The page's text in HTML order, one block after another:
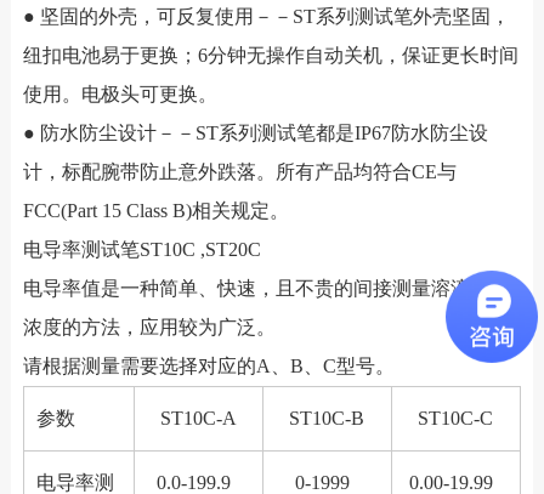
● 坚固的外壳，可反复使用－－ST系列测试笔外壳坚固，
纽扣电池易于更换；6分钟无操作自动关机，保证更长时间
使用。电极头可更换。
● 防水防尘设计－－ST系列测试笔都是IP67防水防尘设
计，标配腕带防止意外跌落。所有产品均符合CE与
FCC(Part 15 Class B)相关规定。
电导率测试笔ST10C ,ST20C
电导率值是一种简单、快速，且不贵的间接测量溶液离子
浓度的方法，应用较为广泛。
请根据测量需要选择对应的A、B、C型号。
参数 ST10C-A ST10C-B ST10C-C
电导率测
0.0-199.9
0-1999
0.00-19.99